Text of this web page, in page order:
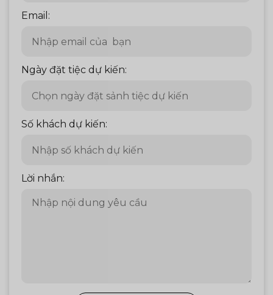
Email:
Ngày đặt tiệc dự kiến:
Số khách dự kiến:
Lời nhắn: